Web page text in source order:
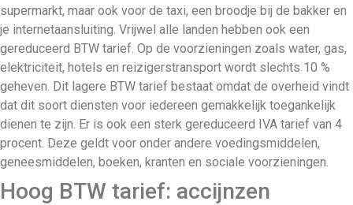
supermarkt, maar ook voor de taxi, een broodje bij de bakker en
je internetaansluiting. Vrijwel alle landen hebben ook een
gereduceerd BTW tarief. Op de voorzieningen zoals water, gas,
elektriciteit, hotels en reizigerstransport wordt slechts 10 %
geheven. Dit lagere BTW tarief bestaat omdat de overheid vindt
dat dit soort diensten voor iedereen gemakkelijk toegankelijk
dienen te zijn. Er is ook een sterk gereduceerd IVA tarief van 4
procent. Deze geldt voor onder andere voedingsmiddelen,
geneesmiddelen, boeken, kranten en sociale voorzieningen.
Hoog BTW tarief: accijnzen